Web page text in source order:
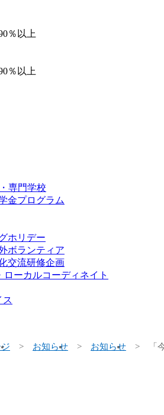
％以上
％以上
専門学校
金プログラム
ホリデー
ボランティア
交流研修企画
ーカルコーディネイト
ス
お知らせ お知らせ 「